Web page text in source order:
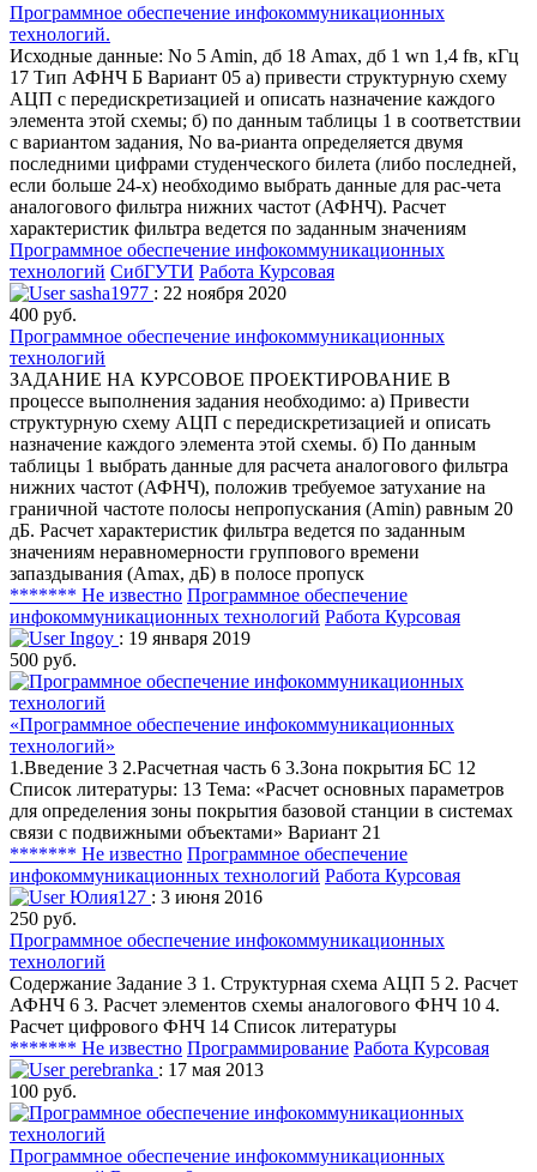
Программное обеспечение инфокоммуникационных
технологий.
Исходные данные: No 5 Amin, дб 18 Amax, дб 1 wn 1,4 fв, кГц
17 Тип АФНЧ Б Вариант 05 а) привести структурную схему
АЦП с передискретизацией и описать назначение каждого
элемента этой схемы; б) по данным таблицы 1 в соответствии
с вариантом задания, No ва-рианта определяется двумя
последними цифрами студенческого билета (либо последней,
если больше 24-х) необходимо выбрать данные для рас-чета
аналогового фильтра нижних частот (АФНЧ). Расчет
характеристик фильтра ведется по заданным значениям
Программное обеспечение инфокоммуникационных
технологий СибГУТИ Работа Курсовая
sasha1977 : 22 ноября 2020
400 руб.
Программное обеспечение инфокоммуникационных
технологий
ЗАДАНИЕ НА КУРСОВОЕ ПРОЕКТИРОВАНИЕ В
процессе выполнения задания необходимо: а) Привести
структурную схему АЦП с передискретизацией и описать
назначение каждого элемента этой схемы. б) По данным
таблицы 1 выбрать данные для расчета аналогового фильтра
нижних частот (АФНЧ), положив требуемое затухание на
граничной частоте полосы непропускания (Amin) равным 20
дБ. Расчет характеристик фильтра ведется по заданным
значениям неравномерности группового времени
запаздывания (Amax, дБ) в полосе пропуск
******* Не известно Программное обеспечение
инфокоммуникационных технологий Работа Курсовая
Ingoy : 19 января 2019
500 руб.
«Программное обеспечение инфокоммуникационных
технологий»
1.Введение 3 2.Расчетная часть 6 3.Зона покрытия БС 12
Список литературы: 13 Тема: «Расчет основных параметров
для определения зоны покрытия базовой станции в системах
связи с подвижными объектами» Вариант 21
******* Не известно Программное обеспечение
инфокоммуникационных технологий Работа Курсовая
Юлия127 : 3 июня 2016
250 руб.
Программное обеспечение инфокоммуникационных
технологий
Содержание Задание 3 1. Структурная схема АЦП 5 2. Расчет
АФНЧ 6 3. Расчет элементов схемы аналогового ФНЧ 10 4.
Расчет цифрового ФНЧ 14 Список литературы
******* Не известно Программирование Работа Курсовая
perebranka : 17 мая 2013
100 руб.
Программное обеспечение инфокоммуникационных